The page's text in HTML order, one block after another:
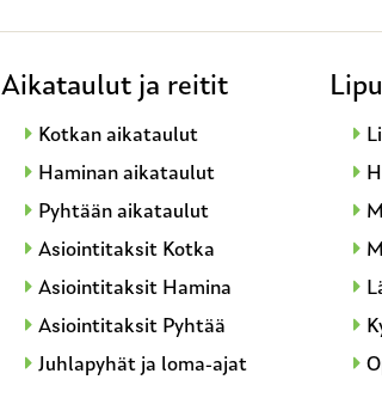
Aikataulut ja reitit
Kotkan aikataulut
Haminan aikataulut
Pyhtään aikataulut
Asiointitaksit Kotka
Asiointitaksit Hamina
Asiointitaksit Pyhtää
Juhlapyhät ja loma-ajat